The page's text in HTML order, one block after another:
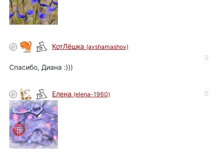
КотЛёшка (avshamashov)
0
Спасибо, Диана :)))
Елена (elena-1960) 0